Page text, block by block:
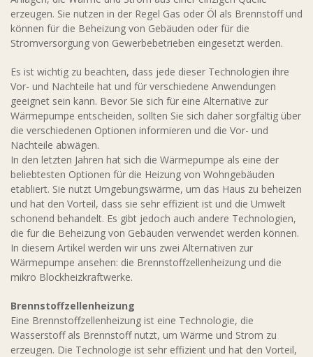
erzeugen. Sie nutzen in der Regel Gas oder Öl als Brennstoff und
können für die Beheizung von Gebäuden oder für die
Stromversorgung von Gewerbebetrieben eingesetzt werden.
Es ist wichtig zu beachten, dass jede dieser Technologien ihre
Vor- und Nachteile hat und für verschiedene Anwendungen
geeignet sein kann. Bevor Sie sich für eine Alternative zur
Wärmepumpe entscheiden, sollten Sie sich daher sorgfältig über
die verschiedenen Optionen informieren und die Vor- und
Nachteile abwägen.
In den letzten Jahren hat sich die Wärmepumpe als eine der
beliebtesten Optionen für die Heizung von Wohngebäuden
etabliert. Sie nutzt Umgebungswärme, um das Haus zu beheizen
und hat den Vorteil, dass sie sehr effizient ist und die Umwelt
schonend behandelt. Es gibt jedoch auch andere Technologien,
die für die Beheizung von Gebäuden verwendet werden können.
In diesem Artikel werden wir uns zwei Alternativen zur
Wärmepumpe ansehen: die Brennstoffzellenheizung und die
mikro Blockheizkraftwerke.
Brennstoffzellenheizung
Eine Brennstoffzellenheizung ist eine Technologie, die
Wasserstoff als Brennstoff nutzt, um Wärme und Strom zu
erzeugen. Die Technologie ist sehr effizient und hat den Vorteil,